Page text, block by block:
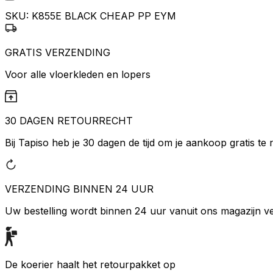
SKU: K855E BLACK CHEAP PP EYM
GRATIS VERZENDING
Voor alle vloerkleden en lopers
30 DAGEN RETOURRECHT
Bij Tapiso heb je 30 dagen de tijd om je aankoop gratis te
VERZENDING BINNEN 24 UUR
Uw bestelling wordt binnen 24 uur vanuit ons magazijn
De koerier haalt het retourpakket op